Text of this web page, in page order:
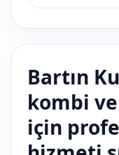
Bartın
kombi
için